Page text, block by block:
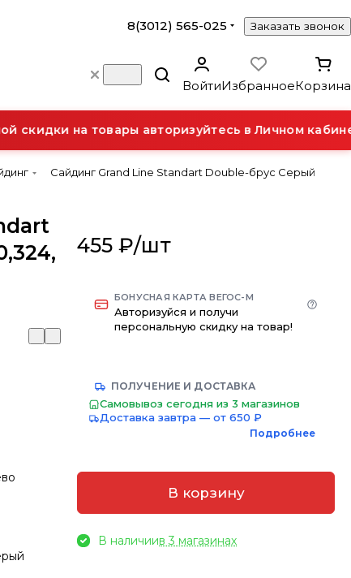
8(3012) 565-025 Заказать звонок
ВойтиИзбранноеКорзина
скидки на товары авторизуйтесь в Личном
Сайдинг Grand Line Standart Double-брус Серый
455 ₽/шт
БОНУСНАЯ КАРТА ВЕГОС-М
Авторизуйся и получи
персональную скидку на товар!
ПОЛУЧЕНИЕ И ДОСТАВКА
Самовывоз сегодня из 3 магазинов
Доставка завтра — от 650 ₽
Подробнее
В корзину
В наличиив 3 магазинах